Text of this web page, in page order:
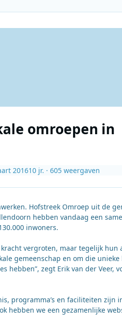
omroepen in
201610 jr. · 605 weergaven
Hofstreek Omroep uit de
hebben vandaag een
inwoners.
vergroten, maar tegelijk hun
gemeenschap en om die
hebben”, zegt Erik van der Veer,
programma’s en faciliteiten zijn
hebben we een gezamenlijke